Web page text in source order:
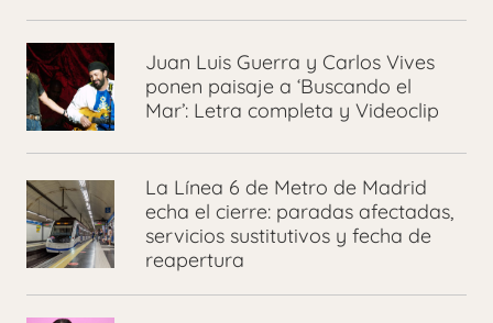
Juan Luis Guerra y Carlos Vives
ponen paisaje a ‘Buscando el
Mar’: Letra completa y Videoclip
La Línea 6 de Metro de Madrid
echa el cierre: paradas afectadas,
servicios sustitutivos y fecha de
reapertura